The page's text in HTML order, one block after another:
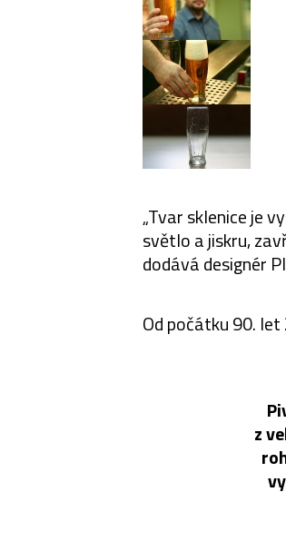
„Tvar sklenice je
světlo a jiskru,
dodává designér
Od počátku 90.
z